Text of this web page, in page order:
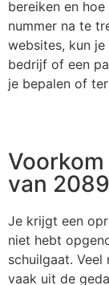
bereiken en
nummer na te
websites, kun
bedrijf of een
je bepalen of
van
Je krijgt een
niet hebt
schuilgaat. Veel
vaak uit de